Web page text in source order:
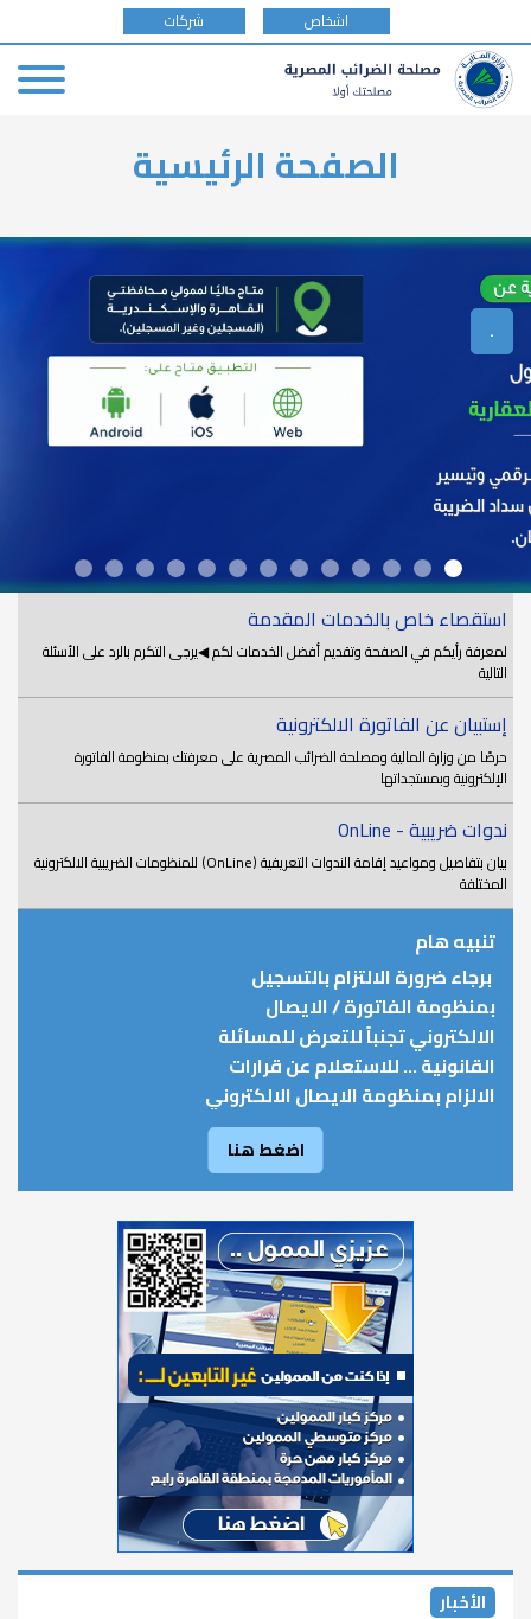
type
اشخاص شركات
الصفحة الرئيسية
.
استقصاء خاص بالخدمات المقدمة
لمعرفة رأيكم في الصفحة وتقديم أفضل الخدمات لكم ◀يرجى التكرم بالرد على الأسئلة
التالية
إستبيان عن الفاتورة الالكترونية
حرصًا من وزارة المالية ومصلحة الضرائب المصرية على معرفتك بمنظومة الفاتورة
الإلكترونية وبمستجداتها
ندوات ضريبية - OnLine
بيان بتفاصيل ومواعيد إقامة الندوات التعريفية (OnLine) للمنظومات الضريبية الالكترونية
المختلفة
تنبيه هام
برجاء ضرورة الالتزام بالتسجيل
بمنظومة الفاتورة / الايصال
الالكتروني تجنباً للتعرض للمسائلة
القانونية ... للاستعلام عن قرارات
الالزام بمنظومة الايصال الالكتروني
اضغط هنا
الأخبار